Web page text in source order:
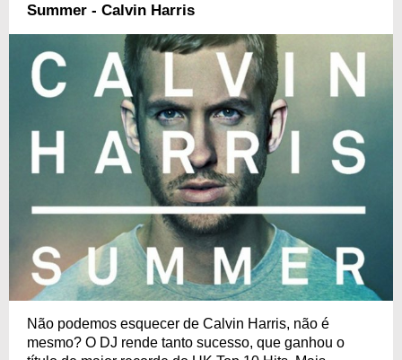
Summer - Calvin Harris
Não podemos esquecer de Calvin Harris, não é
mesmo? O DJ rende tanto sucesso, que ganhou o